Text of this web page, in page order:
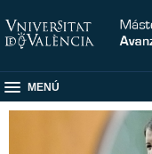
MENÚ